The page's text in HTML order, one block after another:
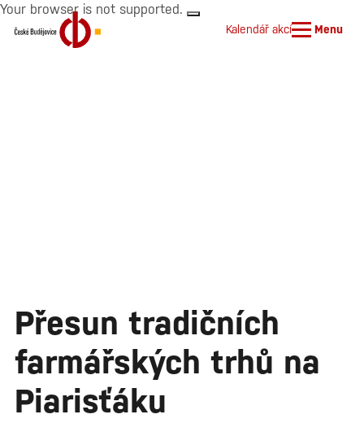
Your browser is not supported.
Kalendář akcí Menu
Přesun tradičních
farmářských trhů na
Piarisťáku